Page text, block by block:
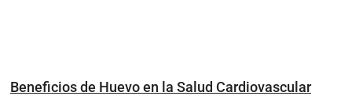
Beneficios de Huevo en la Salud Cardiovascular